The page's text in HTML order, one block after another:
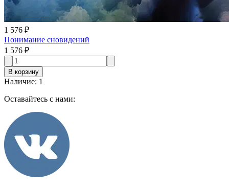
1 576 ₽
Понимание сновидений
1 576 ₽
В корзину
Наличие: 1
Оставайтесь с нами: